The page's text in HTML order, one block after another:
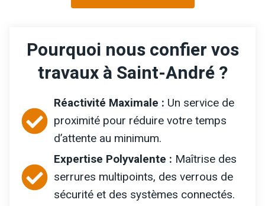
Pourquoi nous confier vos
travaux à Saint-André ?
Réactivité Maximale : Un service de
proximité pour réduire votre temps
d’attente au minimum.
Expertise Polyvalente : Maîtrise des
serrures multipoints, des verrous de
sécurité et des systèmes connectés.